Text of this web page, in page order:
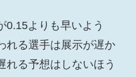
0.15よりも早いよう
れる選手は展示が遅か
れる予想はしないほう